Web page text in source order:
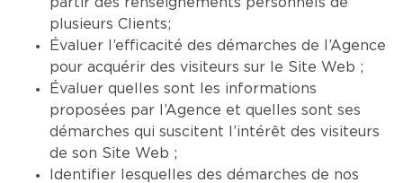
plusieurs Clients;
Évaluer l’efficacité des démarches de l’Agence
pour acquérir des visiteurs sur le Site Web ;
Évaluer quelles sont les informations
proposées par l’Agence et quelles sont ses
démarches qui suscitent l’intérêt des visiteurs
de son Site Web ;
Identifier lesquelles des démarches de nos